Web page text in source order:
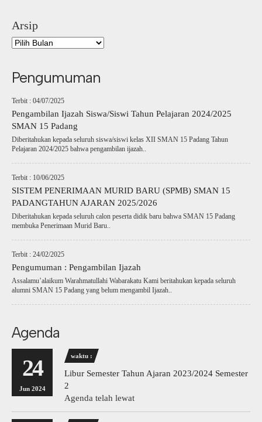
Arsip
Pengumuman
Terbit : 04/07/2025
Pengambilan Ijazah Siswa/Siswi Tahun Pelajaran 2024/2025
SMAN 15 Padang
Diberitahukan kepada seluruh siswa/siswi kelas XII SMAN 15 Padang Tahun
Pelajaran 2024/2025 bahwa pengambilan ijazah..
Terbit : 10/06/2025
SISTEM PENERIMAAN MURID BARU (SPMB) SMAN 15
PADANGTAHUN AJARAN 2025/2026
Diberitahukan kepada seluruh calon peserta didik baru bahwa SMAN 15 Padang
membuka Penerimaan Murid Baru..
Terbit : 24/02/2025
Pengumuman : Pengambilan Ijazah
Assalamu’alaikum Warahmatullahi Wabarakatu Kami beritahukan kepada seluruh
alumni SMAN 15 Padang yang belum mengambil Ijazah..
Agenda
24
Jun 2024
waktu :
Libur Semester Tahun Ajaran 2023/2024 Semester
2
Agenda telah lewat